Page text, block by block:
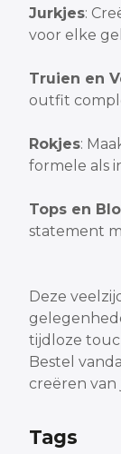
Jurkjes:
voor elke
Truien en
outfit
Rokjes:
formele als
Tops en
statement
Deze
tijdloze
Bestel
creëren
Tags